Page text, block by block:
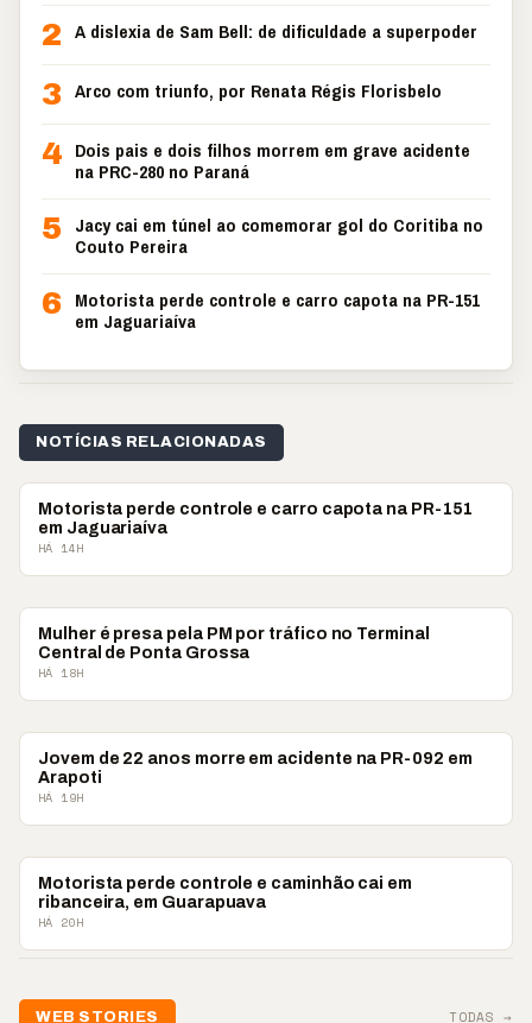
2 A dislexia de Sam Bell: de dificuldade a superpoder
3 Arco com triunfo, por Renata Régis Florisbelo
4 Dois pais e dois filhos morrem em grave acidente
na PRC-280 no Paraná
5 Jacy cai em túnel ao comemorar gol do Coritiba no
Couto Pereira
6 Motorista perde controle e carro capota na PR-151
em Jaguariaíva
NOTÍCIAS RELACIONADAS
POLICIAL
Motorista perde controle e carro capota na PR-151
em Jaguariaíva
HÁ 14H
POLICIAL
Mulher é presa pela PM por tráfico no Terminal
Central de Ponta Grossa
HÁ 18H
POLICIAL
Jovem de 22 anos morre em acidente na PR-092 em
Arapoti
HÁ 19H
POLICIAL
Motorista perde controle e caminhão cai em
ribanceira, em Guarapuava
HÁ 20H
WEB STORIES TODAS →
📢💜 Agosto Lilás